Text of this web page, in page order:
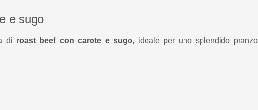
e sugo
di roast beef con carote e sugo, ideale per uno splendido pranzo